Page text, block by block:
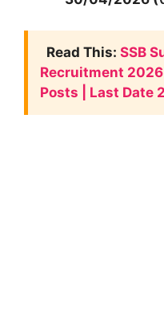
Read This: SSB
Recruitment 2026
Posts | Last Date